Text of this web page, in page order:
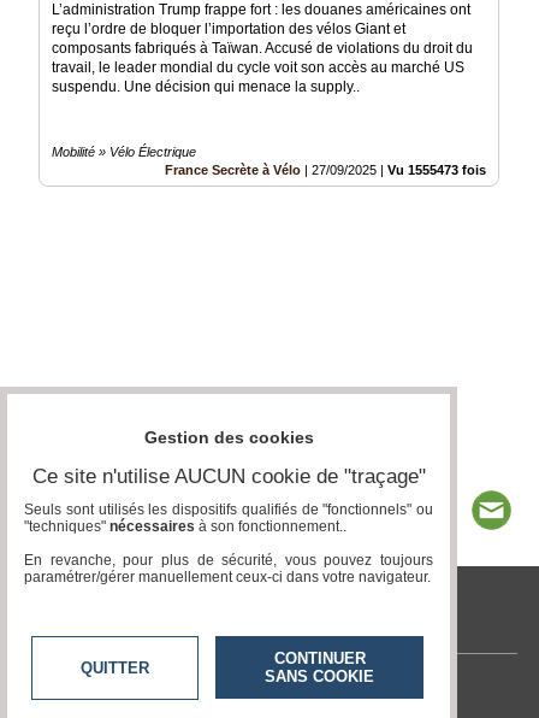
L’administration Trump frappe fort : les douanes américaines ont
reçu l’ordre de bloquer l’importation des vélos Giant et
composants fabriqués à Taïwan. Accusé de violations du droit du
travail, le leader mondial du cycle voit son accès au marché US
suspendu. Une décision qui menace la supply..
Mobilité » Vélo Électrique
France Secrète à Vélo
27/09/2025 Vu 1555473 fois
tvlocale.fr
Contactez-nous
Gestion des cookies
Ce site n'utilise AUCUN cookie de "traçage"
Seuls sont utilisés les dispositifs qualifiés de "fonctionnels" ou
"techniques" nécessaires à son fonctionnement..
En revanche, pour plus de sécurité, vous pouvez toujours
paramétrer/gérer manuellement ceux-ci dans votre navigateur.
QUITTER
CONTINUER
SANS COOKIE